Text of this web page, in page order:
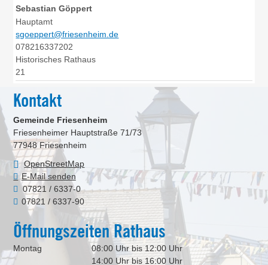
Sebastian Göppert
Hauptamt
sgoeppert@friesenheim.de
078216337202
Historisches Rathaus
21
Kontakt
Gemeinde Friesenheim
Friesenheimer Hauptstraße 71/73
77948 Friesenheim
OpenStreetMap
E-Mail senden
07821 / 6337-0
07821 / 6337-90
Öffnungszeiten Rathaus
Montag
08:00 Uhr bis 12:00 Uhr
14:00 Uhr bis 16:00 Uhr